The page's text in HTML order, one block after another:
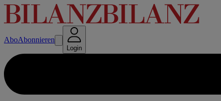
AboAbonnieren
Login